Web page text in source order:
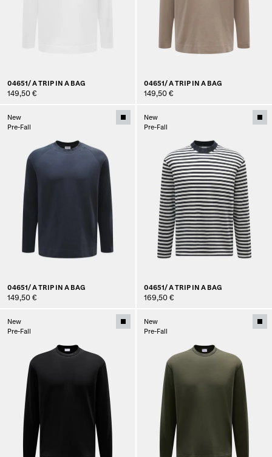
04651/ A TRIP IN A BAG
149,50 €
04651/ A TRIP IN A BAG
149,50 €
New
Pre-Fall
04651/ A TRIP IN A BAG
149,50 €
New
Pre-Fall
04651/ A TRIP IN A BAG
169,50 €
New
Pre-Fall
New
Pre-Fall